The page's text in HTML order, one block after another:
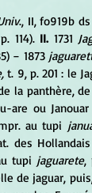
., II, fo919b ds
114). II. 1731
− 1873
t. 9, p. 201 : le
la panthère,
are ou
au tupi
tupi jaguarete,
de jaguar,